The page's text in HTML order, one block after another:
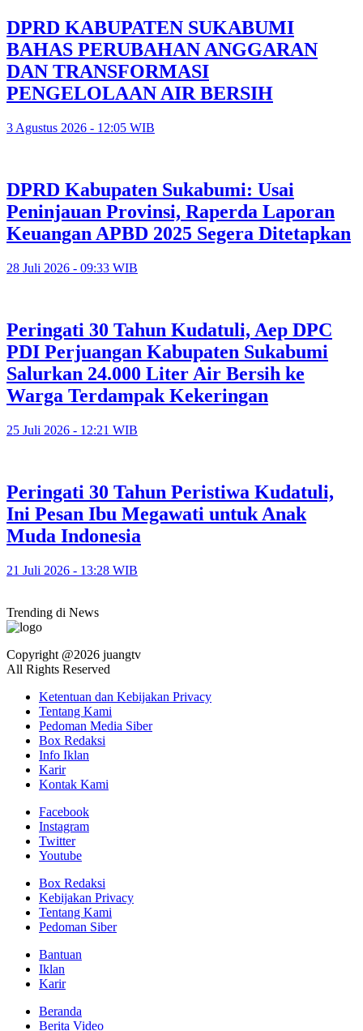
DPRD KABUPATEN SUKABUMI
BAHAS PERUBAHAN ANGGARAN
DAN TRANSFORMASI
PENGELOLAAN AIR BERSIH
3 Agustus 2026 - 12:05 WIB
DPRD Kabupaten Sukabumi: Usai
Peninjauan Provinsi, Raperda Laporan
Keuangan APBD 2025 Segera Ditetapkan
28 Juli 2026 - 09:33 WIB
Peringati 30 Tahun Kudatuli, Aep DPC
PDI Perjuangan Kabupaten Sukabumi
Salurkan 24.000 Liter Air Bersih ke
Warga Terdampak Kekeringan
25 Juli 2026 - 12:21 WIB
Peringati 30 Tahun Peristiwa Kudatuli,
Ini Pesan Ibu Megawati untuk Anak
Muda Indonesia
21 Juli 2026 - 13:28 WIB
Trending di News
Copyright @2026 juangtv
All Rights Reserved
Ketentuan dan Kebijakan Privacy
Tentang Kami
Pedoman Media Siber
Box Redaksi
Info Iklan
Karir
Kontak Kami
Facebook
Instagram
Twitter
Youtube
Box Redaksi
Kebijakan Privacy
Tentang Kami
Pedoman Siber
Bantuan
Iklan
Karir
Beranda
Berita Video